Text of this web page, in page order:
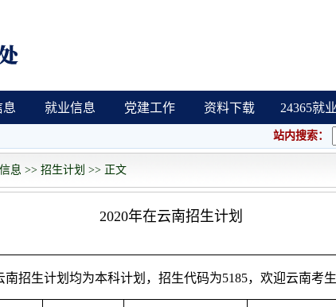
息 就业信息 党建工作 资料下载 24365就业
站内搜索：
息 >> 招生计划 >> 正文
2020年在云南招生计划
南招生计划均为本科计划，招生代码为5185，欢迎云南考生